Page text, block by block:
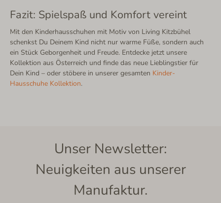
Fazit: Spielspaß und Komfort vereint
Mit den Kinderhausschuhen mit Motiv von Living Kitzbühel
schenkst Du Deinem Kind nicht nur warme Füße, sondern auch
ein Stück Geborgenheit und Freude. Entdecke jetzt unsere
Kollektion aus Österreich und finde das neue Lieblingstier für
Dein Kind – oder stöbere in unserer gesamten Kinder-
Hausschuhe Kollektion.
Unser Newsletter:
Neuigkeiten aus unserer
Manufaktur.